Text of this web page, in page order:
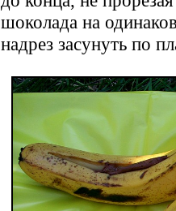
шоколада на
надрез засунуть по